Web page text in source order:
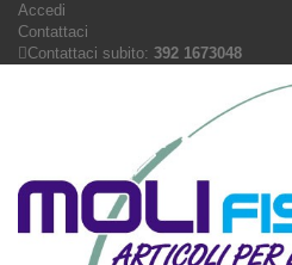
Accedi
Contattaci
Contattaci subito: 392 1673048